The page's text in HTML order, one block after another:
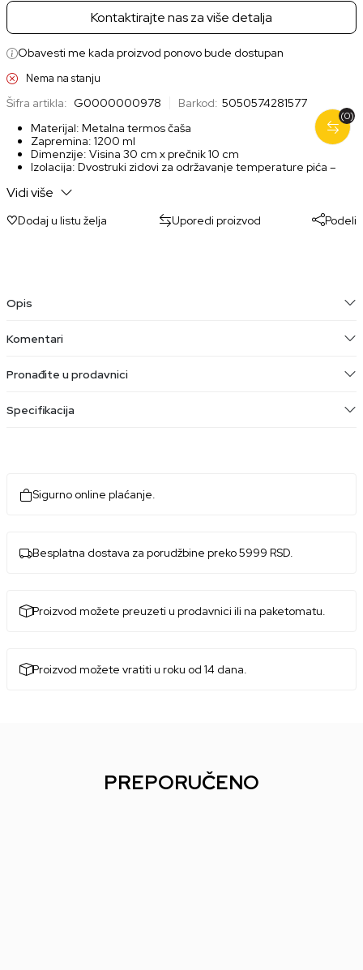
Kontaktirajte nas za više detalja
Obavesti me kada proizvod ponovo bude dostupan
Nema na stanju
Šifra artikla: G0000000978 Barkod: 5050574281577
Materijal: Metalna termos čaša
Zapremina: 1200 ml
Dimenzije: Visina 30 cm x prečnik 10 cm
Izolacija: Dvostruki zidovi za održavanje temperature pića –
Poklopac: Sigurnosni poklopac sa funkcijom protiv curenja
Vidi više
Dodaj u listu želja Uporedi proizvod Podeli
(0)
Opis
Komentari
Pronađite u prodavnici
Specifikacija
Sigurno online plaćanje.
Besplatna dostava za porudžbine preko 5999 RSD.
Proizvod možete preuzeti u prodavnici ili na paketomatu.
Proizvod možete vratiti u roku od 14 dana.
PREPORUČENO